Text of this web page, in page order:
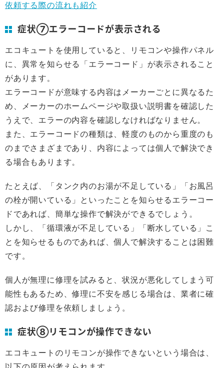
依頼する際の流れも紹介
症状⑦エラーコードが表示される
エコキュートを使用していると、リモコンや操作パネル
に、異常を知らせる「エラーコード」が表示されること
があります。
エラーコードが意味する内容はメーカーごとに異なるた
め、メーカーのホームページや取扱い説明書を確認した
うえで、エラーの内容を確認しなければなりません。
また、エラーコードの種類は、軽度のものから重度のも
のまでさまざまであり、内容によっては個人で解決でき
る場合もあります。
たとえば、「タンク内のお湯が不足している」「お風呂
の栓が開いている」といったことを知らせるエラーコー
ドであれば、簡単な操作で解決ができるでしょう。
しかし、「循環液が不足している」「断水している」こ
とを知らせるものであれば、個人で解決することは困難
です。
個人が無理に修理を試みると、状況が悪化してしまう可
能性もあるため、修理に不安を感じる場合は、業者に確
認および修理を依頼しましょう。
症状⑧リモコンが操作できない
エコキュートのリモコンが操作できないという場合は、